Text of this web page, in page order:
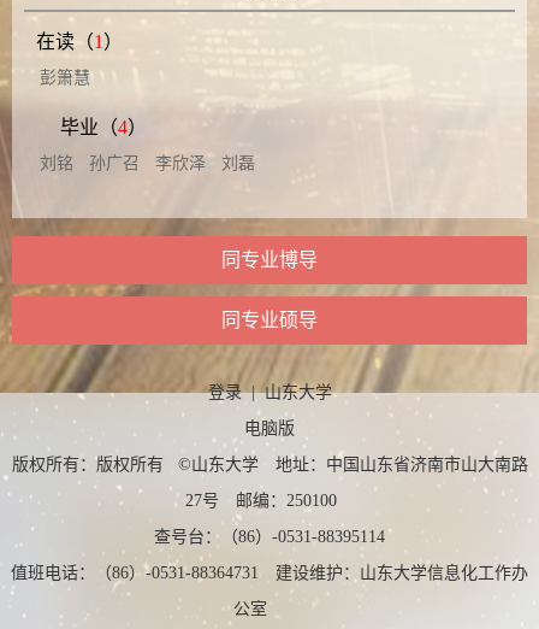
在读（1 ）
彭箫慧
毕业（4）
刘铭 孙广召 李欣泽 刘磊
同专业博导
同专业硕导
登录|山东大学
电脑版
版权所有：版权所有 ©山东大学 地址：中国山东省济南市山大南路
27号 邮编：250100
查号台：（86）-0531-88395114
值班电话：（86）-0531-88364731 建设维护：山东大学信息化工作办
公室